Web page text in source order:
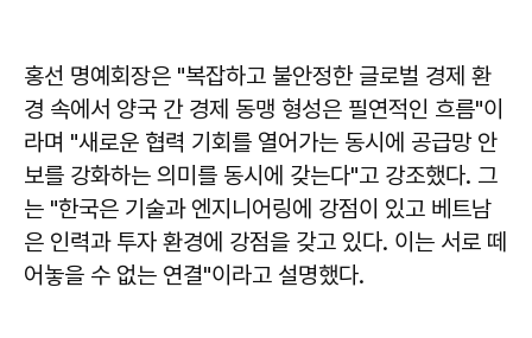
홍선 명예회장은 "복잡하고 불안정한 글로벌 경제 환
경 속에서 양국 간 경제 동맹 형성은 필연적인 흐름"이
라며 "새로운 협력 기회를 열어가는 동시에 공급망 안
보를 강화하는 의미를 동시에 갖는다"고 강조했다. 그
는 "한국은 기술과 엔지니어링에 강점이 있고 베트남
은 인력과 투자 환경에 강점을 갖고 있다. 이는 서로 떼
어놓을 수 없는 연결"이라고 설명했다.